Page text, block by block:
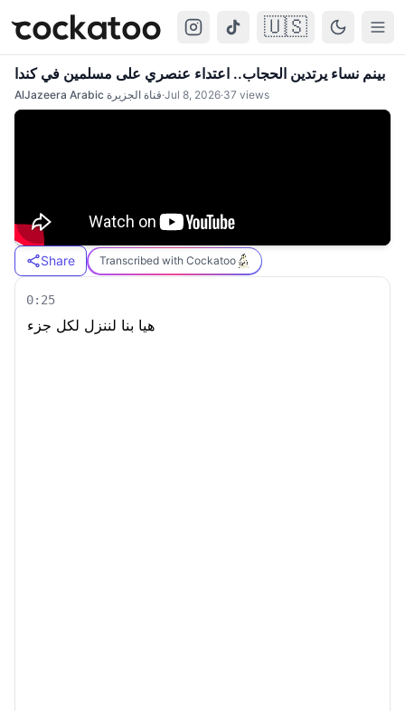
Cockatoo 🇺🇸
بينم نساء يرتدين الحجاب.. اعتداء عنصري على مسلمين في كندا
AlJazeera Arabic قناة الجزيرة·Jul 8, 2026·37 views
Share Transcribed with Cockatoo
0:25
هيا بنا لننزل لكل جزء